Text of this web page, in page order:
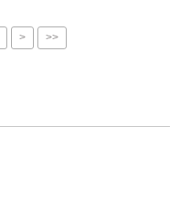
> >>